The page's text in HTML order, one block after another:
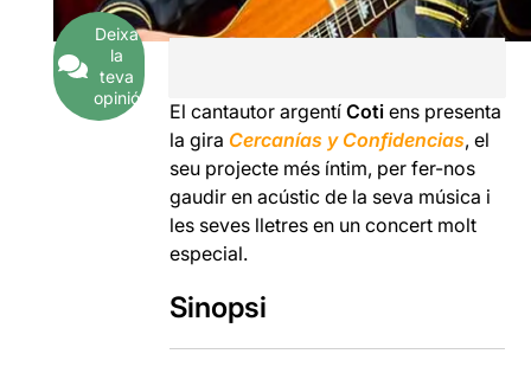
Deixa
la
teva
opinió
El cantautor argentíCoti ens presenta
la gira Cercanías y Confidencias, el
seu projecte més íntim, per fer-nos
gaudir en acústic de la seva música i
les seves lletres en un concert molt
especial.
Sinopsi